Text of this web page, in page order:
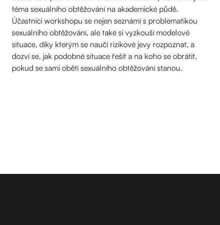
téma sexuálního obtěžování na akademické půdě.
Účastníci workshopu se nejen seznámí s problematikou
sexuálního obtěžování, ale také si vyzkouší modelové
situace, díky kterým se naučí rizikové jevy rozpoznat, a
dozví se, jak podobné situace řešit a na koho se obrátit,
pokud se sami obětí sexuálního obtěžování stanou.